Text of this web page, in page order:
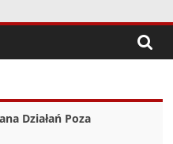
Działań Poza